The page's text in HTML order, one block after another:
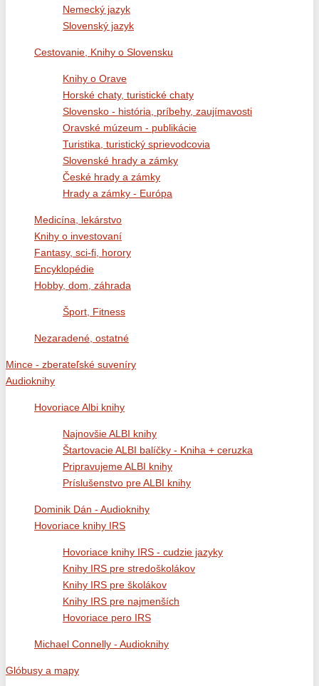
Nemecký jazyk
Slovenský jazyk
Cestovanie, Knihy o Slovensku
Knihy o Orave
Horské chaty, turistické chaty
Slovensko - história, príbehy, zaujímavosti
Oravské múzeum - publikácie
Turistika, turistický sprievodcovia
Slovenské hrady a zámky
České hrady a zámky
Hrady a zámky - Európa
Medicína, lekárstvo
Knihy o investovaní
Fantasy, sci-fi, horory
Encyklopédie
Hobby, dom, záhrada
Šport, Fitness
Nezaradené, ostatné
Mince - zberateľské suveníry
Audioknihy
Hovoriace Albi knihy
Najnovšie ALBI knihy
Štartovacie ALBI balíčky - Kniha + ceruzka
Pripravujeme ALBI knihy
Príslušenstvo pre ALBI knihy
Dominik Dán - Audioknihy
Hovoriace knihy IRS
Hovoriace knihy IRS - cudzie jazyky
Knihy IRS pre stredoškolákov
Knihy IRS pre školákov
Knihy IRS pre najmenších
Hovoriace pero IRS
Michael Connelly - Audioknihy
Glóbusy a mapy